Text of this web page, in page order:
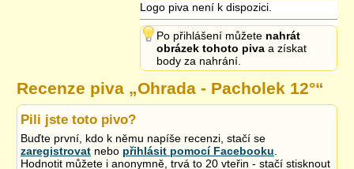
Logo piva není k dispozici.
Po přihlášení můžete nahrát
obrázek tohoto piva a získat
body za nahrání.
Recenze piva „Ohrada - Pacholek 12°“
Pili jste toto pivo?
Buďte první, kdo k němu napíše recenzi, stačí se
zaregistrovat nebo přihlásit pomocí Facebooku
Hodnotit můžete i anonymně, trvá to 20 vteřin - stačí stisknout